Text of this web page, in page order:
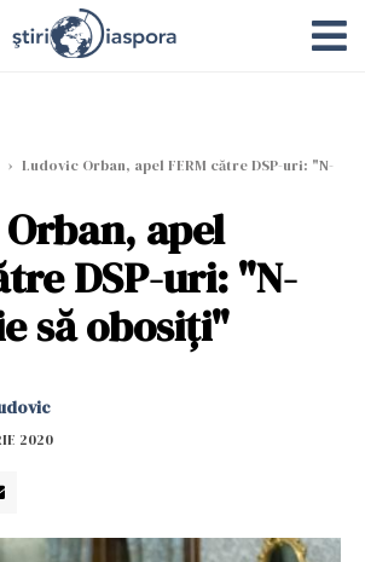
› Ludovic Orban, apel FERM către DSP-uri: "N-
apel
DSP-uri: "N-
să obosiți"
2020